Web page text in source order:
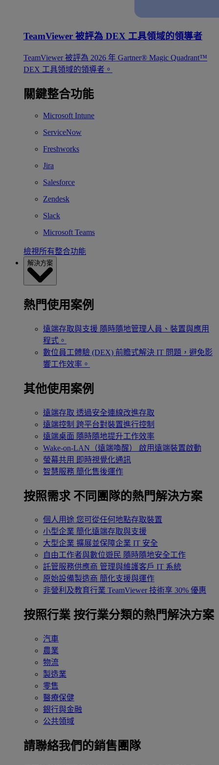
TeamViewer 被評為 DEX 工具領域的領導者
TeamViewer 被評為 2026 年 Gartner® Magic Quadrant™
DEX 工具領域的領導者。
關鍵整合功能
Microsoft Intune
ServiceNow
Freshworks
Jira
Salesforce
Zendesk
Slack
Microsoft Teams
檢視所有整合功能
解決方案
熱門使用案例
遠端存取與支援 隨時隨地管理人員、裝置與應用
程式。
數位員工體驗 (DEX) 前瞻式解決 IT 問題，避免影
響工作效率。
其他使用案例
遠端存取 透過安全連線改進存取
遠端控制 跨平台對裝置進行控制
遠端桌面 隨時隨地提升工作效率
Wake-on-LAN（遠端喚醒）
啟用遠端裝置啟動
螢幕共用 即時視覺化通訊
智慧服務 簡化售後運作
按照需求 不同團隊的熱門解決方案
個人用途 您可從任何地點存取裝置
小型企業 簡化遠端存取與支援
大型企業 擴展並保障企業 IT 安全
自由工作者與數位遊民 隨時隨地安全工作
託管服務供應商 管理與維護客戶 IT 系統
原始設備製造商 簡化支援與運作
非營利及教育行業 TeamViewer 技術享 30% 優惠
按照行業 按行業分類的熱門解決方案
汽車
農業
物流
製造業
零售
醫療保健
銀行與金融
公共領域
請聯絡我們的銷售團隊